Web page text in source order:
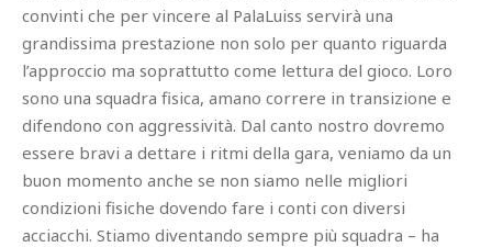
convinti che per vincere al PalaLuiss servirà una
grandissima prestazione non solo per quanto riguarda
l’approccio ma soprattutto come lettura del gioco. Loro
sono una squadra fisica, amano correre in transizione e
difendono con aggressività. Dal canto nostro dovremo
essere bravi a dettare i ritmi della gara, veniamo da un
buon momento anche se non siamo nelle migliori
condizioni fisiche dovendo fare i conti con diversi
acciacchi. Stiamo diventando sempre più squadra – ha